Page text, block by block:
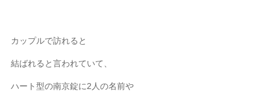
カップルで訪れると
結ばれると言われていて、
ハート型の南京錠に2人の名前や